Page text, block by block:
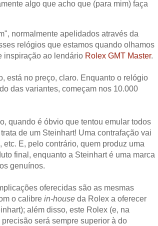
algo que acho que (para mim) faça
normalmente apelidados através da
relógios que estamos quando olhamos
inspiração ao lendário Rolex GMT Master.
está no preço, claro. Enquanto o relógio
das variantes, começam nos 10.000
quando é óbvio que tentou emular todos
de um Steinhart! Uma contrafação vai
E, pelo contrário, quem produz uma
final, enquanto a Steinhart é uma marca
genuínos.
oferecidas são as mesmas
o calibre in-house da Rolex a oferecer
além disso, este Rolex (e, na
será sempre superior à do